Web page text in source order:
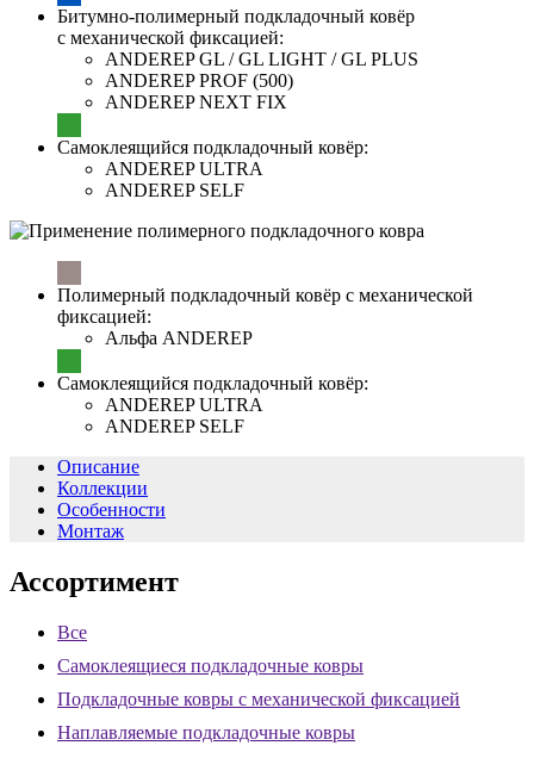
Битумно-полимерный подкладочный ковёр
с механической фиксацией:
ANDEREP GL / GL LIGHT / GL PLUS
ANDEREP PROF (500)
ANDEREP NEXT FIX
Самоклеящийся подкладочный ковёр:
ANDEREP ULTRA
ANDEREP SELF
Полимерный подкладочный ковёр с механической
фиксацией:
Альфа ANDEREP
Самоклеящийся подкладочный ковёр:
ANDEREP ULTRA
ANDEREP SELF
Описание
Коллекции
Особенности
Монтаж
Ассортимент
Все
Самоклеящиеся подкладочные ковры
Подкладочные ковры с механической фиксацией
Наплавляемые подкладочные ковры